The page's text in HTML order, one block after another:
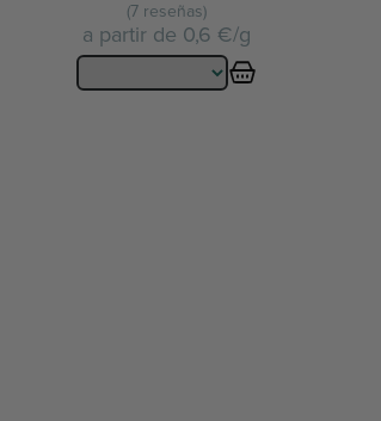
(7 reseñas)
a partir de 0,6 €/g